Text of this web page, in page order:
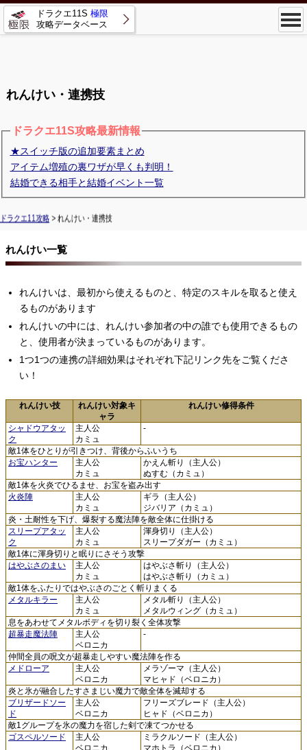
ドラクエ11S 極限
攻略データベース
れんけい・連携技
ドラクエ11S攻略最新情報
★スイッチ版の追加要素まとめ
アイテム増殖の裏ワザが早くも判明！
結婚できる相手と結婚イベント一覧
ドラクエ11攻略 > れんけい・連携技
れんけい一覧
れんけいは、最初から使えるものと、特定のスキルを取ると使え
るものがあります
れんけいの中には、れんけい参加者の中の誰でも使用できるもの
と、使用者が決まっているものがあります。
1つ1つの連携の詳細効果はそれぞれ下記リンク先をご覧くださ
い！
れんけい技
れんけい対象キ
ャラ
れんけい修得条件
シャドウアタッ
ク
主人公
カミュ
-
敵1体をひとりが引きつけ、背後からふいうち
お宝ハンター
主人公
カミュ
かえん斬り（主人公）
ぬすむ（カミュ）
敵1体を火炎でひるませ、お宝を盗み出す
火炎陣
主人公
カミュ
ギラ（主人公）
ジバリア（カミュ）
炎・土耐性を下げ、爆裂する魔法陣を敵全体に仕掛ける
スリープアタッ
ク
主人公
カミュ
渾身切り（主人公）
スリープダガー（カミュ）
敵1体に渾身切りと眠りにさそう攻撃
はやぶさのまい
主人公
カミュ
はやぶさ斬り（主人公）
はやぶさ斬り（カミュ）
敵1体をふたりではやぶさのごとく斬りまくる
メタルキラー
主人公
カミュ
メタル斬り（主人公）
メタルウィング（カミュ）
息をあわせてメタルボディを切り裂く全体攻撃
超暴走魔法陣
主人公
ベロニカ
-
仲間全員の呪文が超暴走しやすい魔法陣を作る
メドローア
主人公
ベロニカ
メラゾーマ（主人公）
マヒャド（ベロニカ）
炎と氷が融合したすさまじい魔力で敵全体を滅却する
ブリザードソー
ド
主人公
ベロニカ
フリーズブレード（主人公）
ヒャド（ベロニカ）
敵1グループを氷の魔力を宿した剣で凍てつかせる
ゴスペルソード
主人公
ベロニカ
ミラクルソード（主人公）
マホトラ（ベロニカ）